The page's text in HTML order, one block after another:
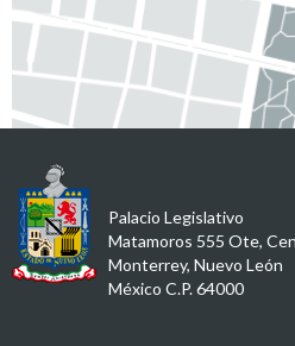
Palacio Legislativo
Matamoros 555 Ote,
Monterrey, Nuevo León
México C.P. 64000